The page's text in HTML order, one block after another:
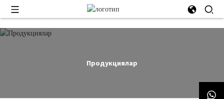
Продукциялар